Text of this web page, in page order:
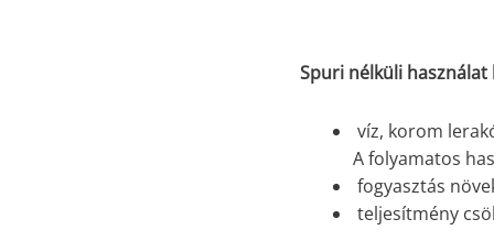
Spuri nélküli használat
víz, korom
A folyamatos
fogyasztás
teljesítmény